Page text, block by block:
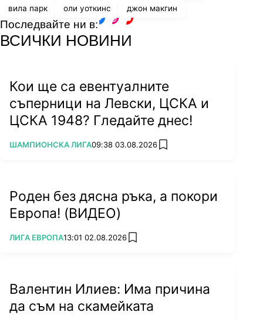
вила парк оли уоткинс джон макгин
Последвайте ни в:
ВСИЧКИ НОВИНИ
Кои ще са евентуалните
съперници на Левски, ЦСКА и
ЦСКА 1948? Гледайте днес!
ПОВЕЧЕ ОТ
ШАМПИОНСКА ЛИГА09:38 03.08.2026 add favorites
Роден без дясна ръка, а покори
Европа! (ВИДЕО)
ПОВЕЧЕ ОТ
ЛИГА ЕВРОПА13:01 02.08.2026 add favorites
Валентин Илиев: Има причина
да съм на скамейката